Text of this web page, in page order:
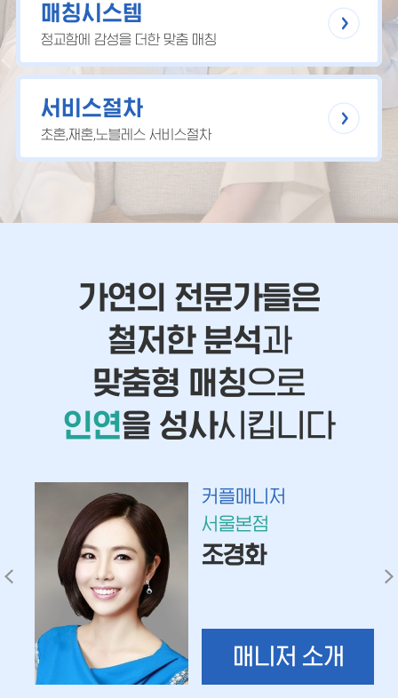
매칭시스템
정교함에 감성을 더한 맞춤 매칭
서비스절차
초혼,재혼,노블레스 서비스절차
가연의 전문가들은
철저한 분석과
맞춤형 매칭으로
인연을 성사시킵니다
커플매니저
서울본점
조경화
매니저 소개